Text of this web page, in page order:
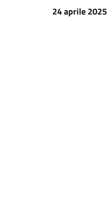
24 aprile 2025